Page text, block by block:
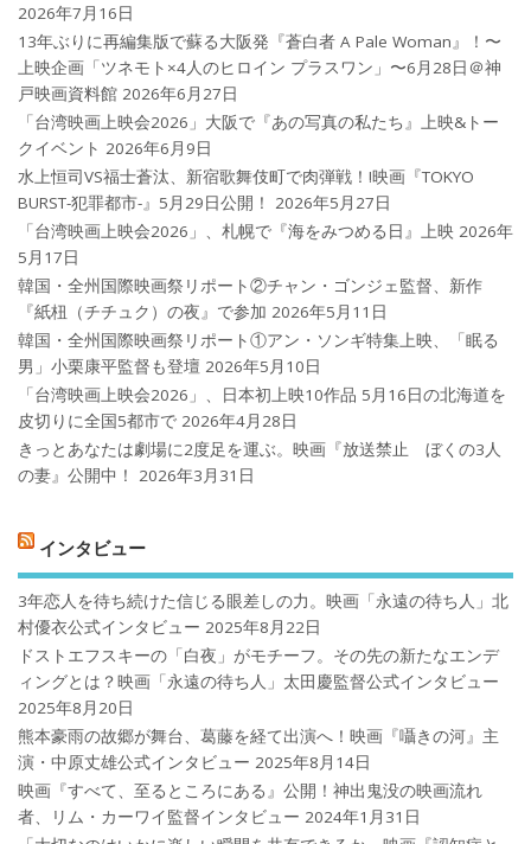
2026年7月16日
13年ぶりに再編集版で蘇る大阪発『蒼白者 A Pale Woman』！〜
上映企画「ツネモト×4人のヒロイン プラスワン」〜6月28日＠神
戸映画資料館 2026年6月27日
「台湾映画上映会2026」大阪で『あの写真の私たち』上映&トー
クイベント 2026年6月9日
水上恒司VS福士蒼汰、新宿歌舞伎町で肉弾戦！!映画『TOKYO
BURST-犯罪都市-』5月29日公開！
2026年5月27日
「台湾映画上映会2026」、札幌で『海をみつめる日』上映 2026年
5月17日
韓国・全州国際映画祭リポート②チャン・ゴンジェ監督、新作
『紙杻（チチュク）の夜』で参加 2026年5月11日
韓国・全州国際映画祭リポート①アン・ソンギ特集上映、「眠る
男」小栗康平監督も登壇 2026年5月10日
「台湾映画上映会2026」、日本初上映10作品 5月16日の北海道を
皮切りに全国5都市で 2026年4月28日
きっとあなたは劇場に2度足を運ぶ。映画『放送禁止 ぼくの3人
の妻』公開中！
2026年3月31日
インタビュー
3年恋人を待ち続けた信じる眼差しの力。映画「永遠の待ち人」北
村優衣公式インタビュー 2025年8月22日
ドストエフスキーの「白夜」がモチーフ。その先の新たなエンデ
ィングとは？映画「永遠の待ち人」太田慶監督公式インタビュー
2025年8月20日
熊本豪雨の故郷が舞台、葛藤を経て出演へ！映画『囁きの河』主
演・中原丈雄公式インタビュー 2025年8月14日
映画『すべて、至るところにある』公開！神出鬼没の映画流れ
者、リム・カーワイ監督インタビュー 2024年1月31日